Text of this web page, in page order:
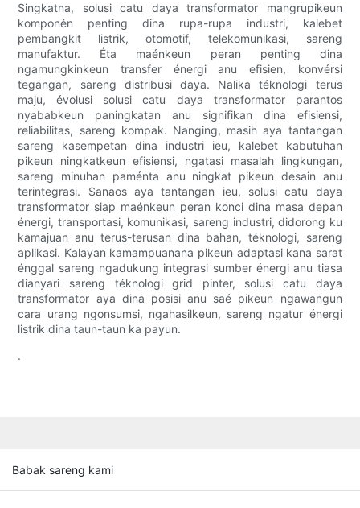
Singkatna, solusi catu daya transformator mangrupikeun
komponén penting dina rupa-rupa industri, kalebet
pembangkit listrik, otomotif, telekomunikasi, sareng
manufaktur. Éta maénkeun peran penting dina
ngamungkinkeun transfer énergi anu efisien, konvérsi
tegangan, sareng distribusi daya. Nalika téknologi terus
maju, évolusi solusi catu daya transformator parantos
nyababkeun paningkatan anu signifikan dina efisiensi,
reliabilitas, sareng kompak. Nanging, masih aya tantangan
sareng kasempetan dina industri ieu, kalebet kabutuhan
pikeun ningkatkeun efisiensi, ngatasi masalah lingkungan,
sareng minuhan paménta anu ningkat pikeun desain anu
terintegrasi. Sanaos aya tantangan ieu, solusi catu daya
transformator siap maénkeun peran konci dina masa depan
énergi, transportasi, komunikasi, sareng industri, didorong ku
kamajuan anu terus-terusan dina bahan, téknologi, sareng
aplikasi. Kalayan kamampuanana pikeun adaptasi kana sarat
énggal sareng ngadukung integrasi sumber énergi anu tiasa
dianyari sareng téknologi grid pinter, solusi catu daya
transformator aya dina posisi anu saé pikeun ngawangun
cara urang ngonsumsi, ngahasilkeun, sareng ngatur énergi
listrik dina taun-taun ka payun.
.
Babak sareng kami